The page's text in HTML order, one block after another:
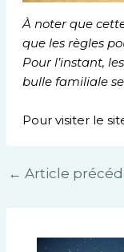
À noter que
que les règles
Pour l’instant,
bulle familiale
Pour visiter le
← Article